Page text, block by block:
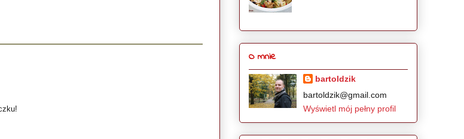
O mnie
bartoldzik
bartoldzik@gmail.com
Wyświetl mój pełny profil